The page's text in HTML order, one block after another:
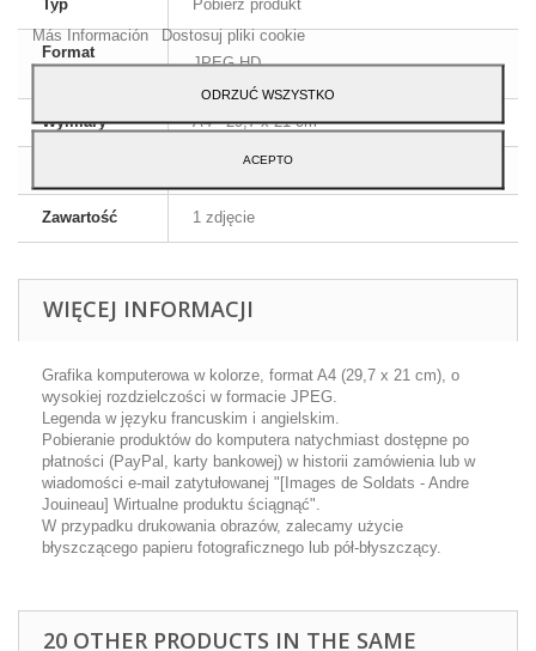
Typ Pobierz produkt
Format
JPEG HD
Wymiary A4 - 29,7 x 21 cm
Angielski i francuski
Zawartość 1 zdjęcie
WIĘCEJ INFORMACJI
Grafika komputerowa w kolorze, format A4 (29,7 x 21 cm), o
wysokiej rozdzielczości w formacie JPEG.
Legenda w języku francuskim i angielskim.
Pobieranie produktów do komputera natychmiast dostępne po
płatności (PayPal, karty bankowej) w historii zamówienia lub w
wiadomości e-mail zatytułowanej "[Images de Soldats - Andre
Jouineau] Wirtualne produktu ściągnąć".
W przypadku drukowania obrazów, zalecamy użycie
błyszczącego papieru fotograficznego lub pół-błyszczący.
20 OTHER PRODUCTS IN THE SAME
Akceptuj.
Más Información Dostosuj pliki cookie
ODRZUĆ WSZYSTKO
ACEPTO